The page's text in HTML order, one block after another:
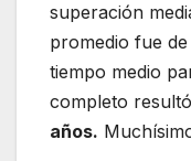
superación
promedio fue
tiempo medio
completo
años.